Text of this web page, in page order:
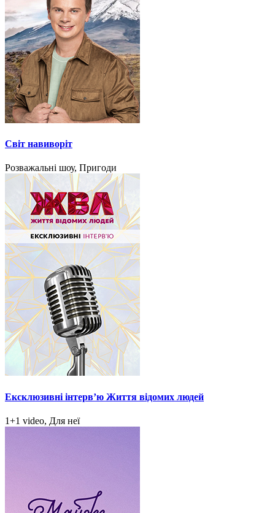
Світ навиворіт
Розважальні шоу, Пригоди
Ексклюзивні інтерв’ю Життя відомих людей
1+1 video, Для неї